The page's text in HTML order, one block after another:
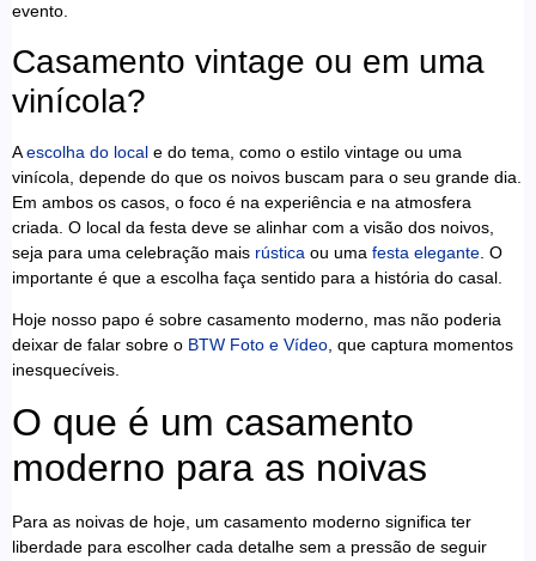
evento.
Casamento vintage ou em uma
vinícola?
Aescolha do local e do tema, como o estilo vintage ou uma
vinícola, depende do que os noivos buscam para o seu grande dia.
Em ambos os casos, o foco é na experiência e na atmosfera
criada. O local da festa deve se alinhar com a visão dos noivos,
seja para uma celebração mais rústica ou uma festa elegante . O
importante é que a escolha faça sentido para a história do casal.
Hoje nosso papo é sobre casamento moderno, mas não poderia
deixar de falar sobre o BTW Foto e Vídeo , que captura momentos
inesquecíveis.
O que é um casamento
moderno para as noivas
Para as noivas de hoje, um casamento moderno significa ter
liberdade para escolher cada detalhe sem a pressão de seguir